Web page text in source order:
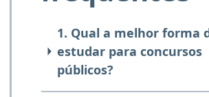
1. Qual a melhor forma
estudar para concursos
públicos?